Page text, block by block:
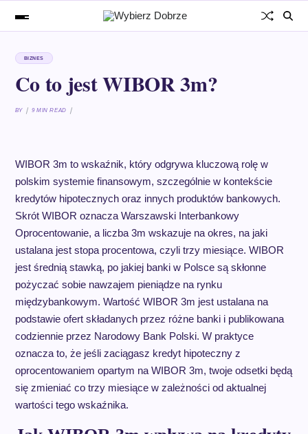
BIZNES
Co to jest WIBOR 3m?
BY 9 MIN READ
WIBOR 3m to wskaźnik, który odgrywa kluczową rolę w
polskim systemie finansowym, szczególnie w kontekście
kredytów hipotecznych oraz innych produktów bankowych.
Skrót WIBOR oznacza Warszawski Interbankowy
Oprocentowanie, a liczba 3m wskazuje na okres, na jaki
ustalana jest stopa procentowa, czyli trzy miesiące. WIBOR
jest średnią stawką, po jakiej banki w Polsce są skłonne
pożyczać sobie nawzajem pieniądze na rynku
międzybankowym. Wartość WIBOR 3m jest ustalana na
podstawie ofert składanych przez różne banki i publikowana
codziennie przez Narodowy Bank Polski. W praktyce
oznacza to, że jeśli zaciągasz kredyt hipoteczny z
oprocentowaniem opartym na WIBOR 3m, twoje odsetki będą
się zmieniać co trzy miesiące w zależności od aktualnej
wartości tego wskaźnika.